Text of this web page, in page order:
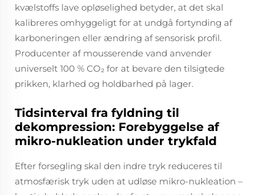
kvælstoffs lave opløselighed betyder, at det skal
kalibreres omhyggeligt for at undgå fortynding af
karboneringen eller ændring af sensorisk profil.
Producenter af mousserende vand anvender
universelt 100 % CO₂ for at bevare den tilsigtede
prikken, klarhed og holdbarhed på lager.
Tidsinterval fra fyldning til
dekompression: Forebyggelse af
mikro-nukleation under trykfald
Efter forsegling skal den indre tryk reduceres til
atmosfærisk tryk uden at udløse mikro-nukleation –